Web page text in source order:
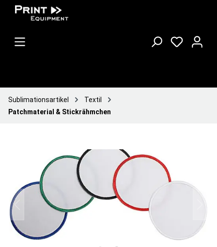
Sublimationsartikel
Textil
Patchmaterial & Stickrähmchen